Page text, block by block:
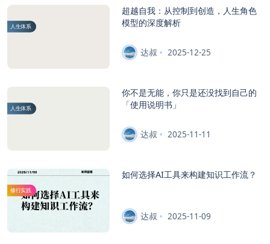
人生体系
超越自我：从控制到创造，人生角色
模型的深度解析
达叔 2025-12-25
人生体系
你不是无能，你只是还没找到自己的
「使用说明书」
达叔 2025-11-11
修行实践
如何选择AI工具来构建知识工作流？
达叔 2025-11-09